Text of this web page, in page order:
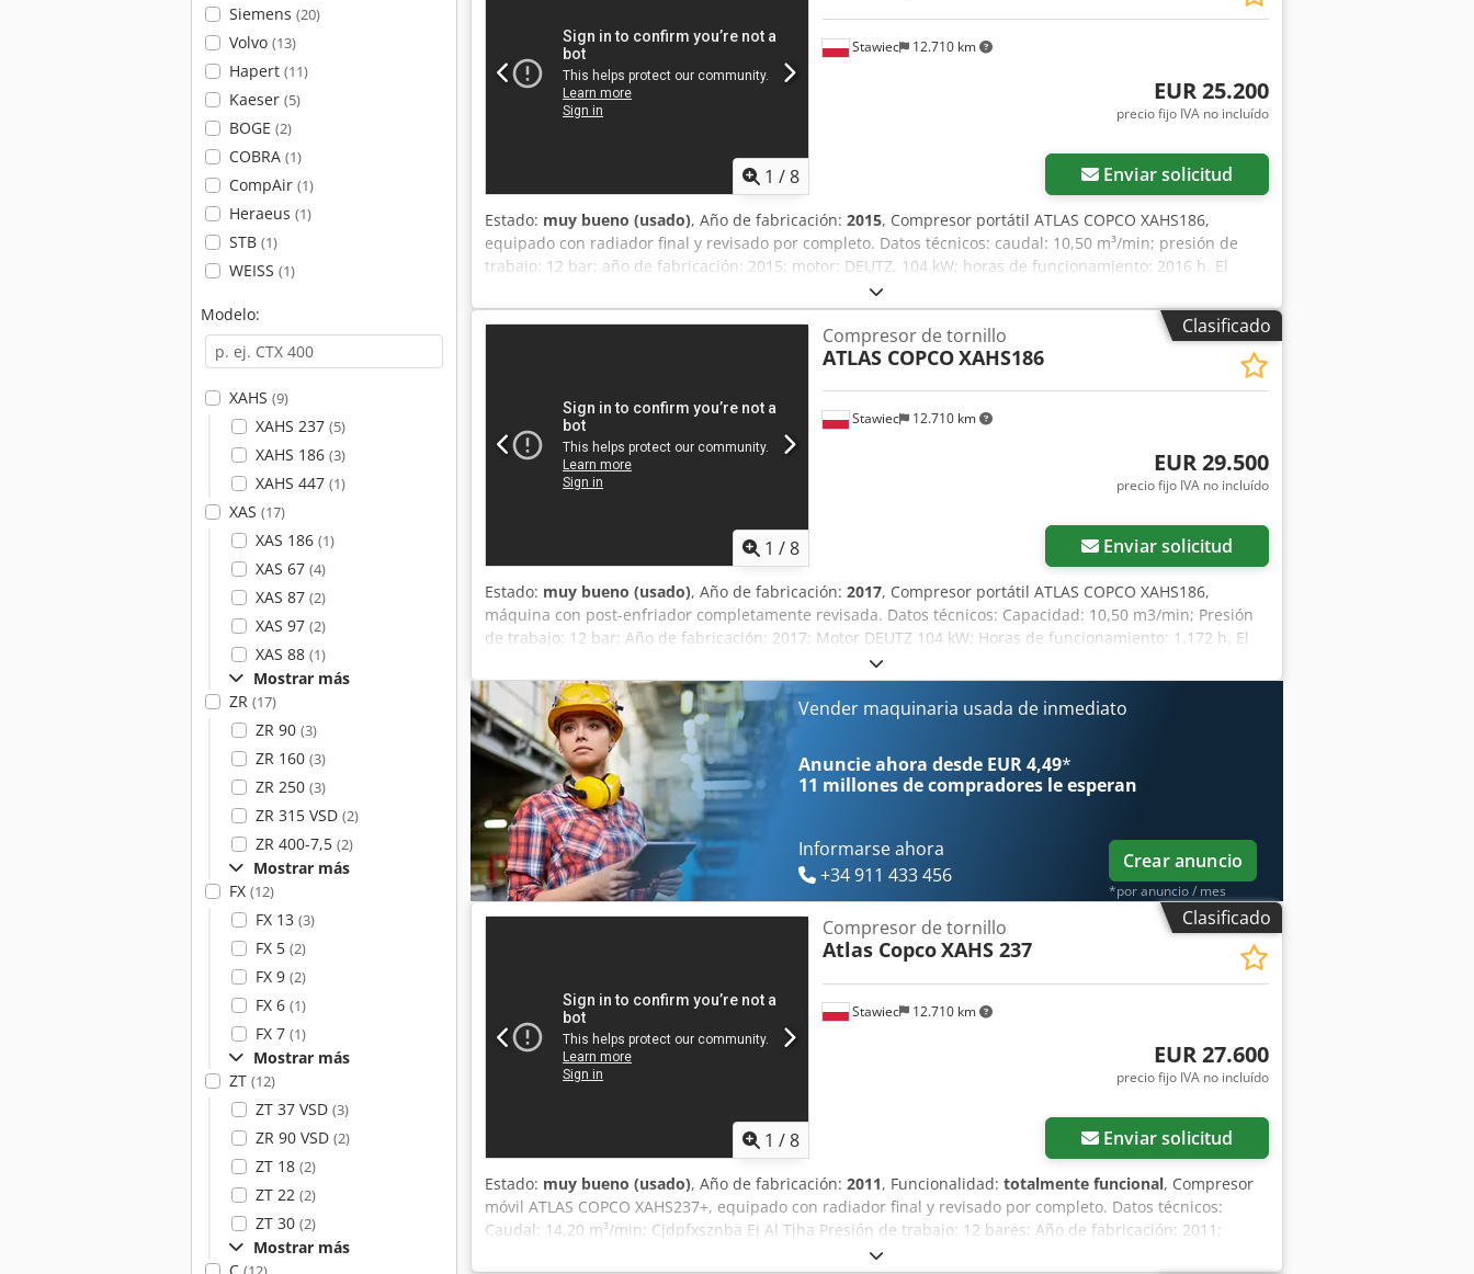
Siemens (20)
Volvo (13)
Hapert (11)
Kaeser (5)
BOGE (2)
COBRA (1)
CompAir (1)
Heraeus (1)
STB (1)
WEISS (1)
Modelo:
XAHS (9)
XAHS 237 (5)
XAHS 186 (3)
XAHS 447 (1)
XAS (17)
XAS 186 (1)
XAS 67 (4)
XAS 87 (2)
XAS 97 (2)
XAS 88 (1)
Mostrar más
ZR (17)
ZR 90 (3)
ZR 160 (3)
ZR 250 (3)
ZR 315 VSD (2)
ZR 400-7,5 (2)
Mostrar más
FX (12)
FX 13 (3)
FX 5 (2)
FX 9 (2)
FX 6 (1)
FX 7 (1)
Mostrar más
ZT (12)
ZT 37 VSD (3)
ZR 90 VSD (2)
ZT 18 (2)
ZT 22 (2)
ZT 30 (2)
Mostrar más
1 /8
Stawiec 12.710 km
EUR 25.200
precio fijo IVA no incluído
Enviar solicitud
Estado: muy bueno (usado), Año de fabricación: 2015, Compresor portátil ATLAS COPCO XAHS186,
equipado con radiador final y revisado por completo. Datos técnicos: caudal: 10,50 m³/min; presión de
trabajo: 12 bar; año de fabricación: 2015; motor: DEUTZ, 104 kW; horas de funcionamiento: 2016 h. El
compresor está en perfecto estado de funcionamiento, listo para su uso y cuenta con garantía. Precio
neto: 109.500 PLN Precio bruto: 134.685 PLN La máquina se encuentra en perfectas condiciones y se
entrega con la documentación necesaria para su registro. A continuación, se incluyen los enlaces a los
Clasificado
1 /8
Stawiec 12.710 km
Compresor de tornillo
ATLAS COPCOXAHS186
EUR 29.500
precio fijo IVA no incluído
Enviar solicitud
Estado: muy bueno (usado), Año de fabricación: 2017, Compresor portátil ATLAS COPCO XAHS186,
máquina con post-enfriador completamente revisada. Datos técnicos: Capacidad: 10,50 m3/min; Presión
de trabajo: 12 bar; Año de fabricación: 2017; Motor DEUTZ 104 kW; Horas de funcionamiento: 1.172 h. El
compresor está completamente operativo, listo para trabajar y con garantía. Precio neto: 125.500 PLN
Precio bruto: 154.365 PLN Codpsy Iyxiofx Al Tsha Máquina importada en estado impecable. A
continuación, enlaces a los vídeos.
Vender maquinaria usada de inmediato
Anuncie ahora desde EUR 4,49*
11 millones de compradores le esperan
Informarse ahora
+34 911 433 456
Crear anuncio
*por anuncio / mes
Clasificado
1 /8
Stawiec 12.710 km
Compresor de tornillo
Atlas CopcoXAHS 237
EUR 27.600
precio fijo IVA no incluído
Enviar solicitud
Estado: muy bueno (usado), Año de fabricación: 2011, Funcionalidad: totalmente funcional, Compresor
móvil ATLAS COPCO XAHS237+, equipado con radiador final y revisado por completo. Datos técnicos:
Caudal: 14,20 m³/min; Cjdpfxsznba Ej Al Tjha Presión de trabajo: 12 bares; Año de fabricación: 2011;
Motor: DEUTZ 6.1 Horas de funcionamiento: 1752 h El compresor está en perfecto estado de